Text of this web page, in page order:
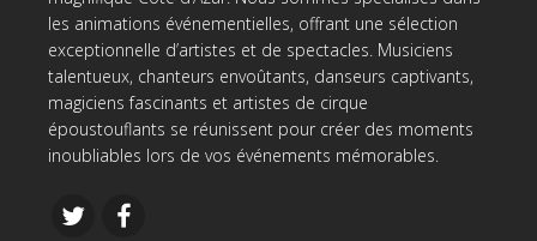
les animations événementielles, offrant une sélection
exceptionnelle d’artistes et de spectacles. Musiciens
talentueux, chanteurs envoûtants, danseurs captivants,
magiciens fascinants et artistes de cirque
époustouflants se réunissent pour créer des moments
inoubliables lors de vos événements mémorables.